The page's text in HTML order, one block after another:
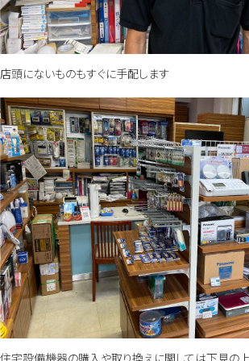
店頭にないものもすぐに手配します
住宅設備機器の購入や取り換えに関しては下見の